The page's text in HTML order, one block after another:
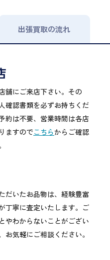
出張買取の流れ
舗にご来店下さい。その
確認書類を必ずお持ちくだ
約は不要、営業時間は各店
ますのでこちらからご確認
だいたお品物は、経験豊富
丁寧に査定いたします。ご
やわからないことがござい
お気軽にご相談ください。